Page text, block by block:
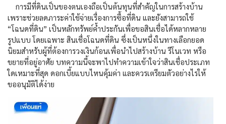
การมีที่ดินเป็นของตนเองถือเป็นต้นทุนที่สำคัญในการสร้างบ้าน
เพราะช่วยลดภาระค่าใช้จ่ายเรื่องการซื้อที่ดิน และยังสามารถใช้
“โฉนดที่ดิน” เป็นหลักทรัพย์ค้ำประกันเพื่อขอสินเชื่อได้หลากหลาย
รูปแบบ โดยเฉพาะ สินเชื่อโฉนดที่ดิน ซึ่งเป็นหนึ่งในทางเลือกยอด
นิยมสำหรับผู้ที่ต้องการวงเงินก้อนเพื่อนำไปสร้างบ้าน รีโนเวท หรือ
ขยายที่อยู่อาศัย บทความนี้จะพาไปทำความเข้าใจว่าสินเชื่อประเภท
ใดเหมาะที่สุด ดอกเบี้ยแบบไหนคุ้มค่า และควรเตรียมตัวอย่างไรให้
ขออนุมัติได้ง่าย